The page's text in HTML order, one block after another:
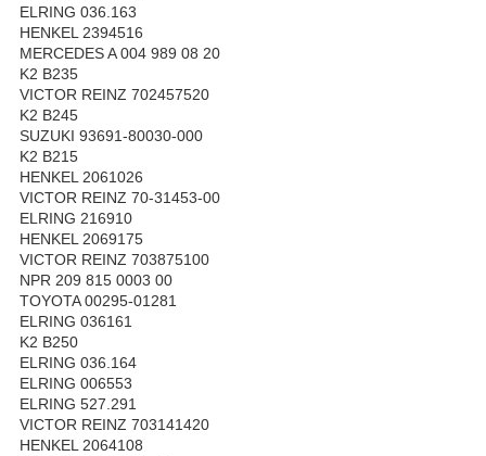
ELRING 036.163
HENKEL 2394516
MERCEDES A 004 989 08 20
K2 B235
VICTOR REINZ 702457520
K2 B245
SUZUKI 93691-80030-000
K2 B215
HENKEL 2061026
VICTOR REINZ 70-31453-00
ELRING 216910
HENKEL 2069175
VICTOR REINZ 703875100
NPR 209 815 0003 00
TOYOTA 00295-01281
ELRING 036161
K2 B250
ELRING 036.164
ELRING 006553
ELRING 527.291
VICTOR REINZ 703141420
HENKEL 2064108